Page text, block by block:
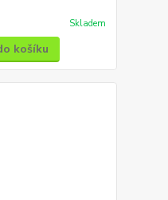
Skladem
košíku